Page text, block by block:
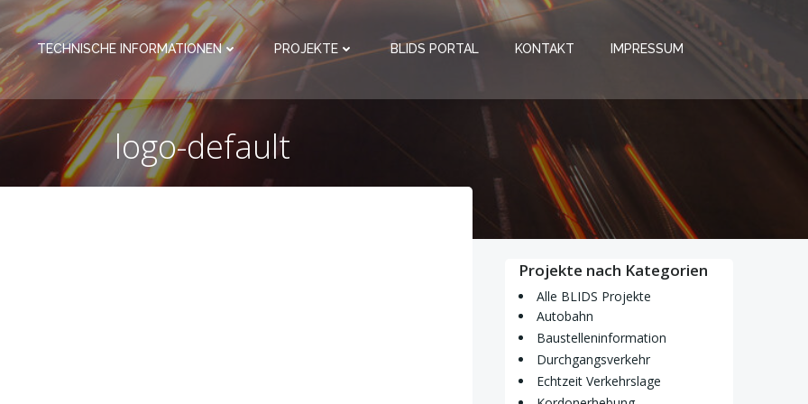
TECHNISCHE INFORMATIONEN PROJEKTE BLIDS PORTAL KONTAKT IMPRESSUM
logo-default
Projekte nach Kategorien
Alle BLIDS Projekte
Autobahn
Baustelleninformation
Durchgangsverkehr
Echtzeit Verkehrslage